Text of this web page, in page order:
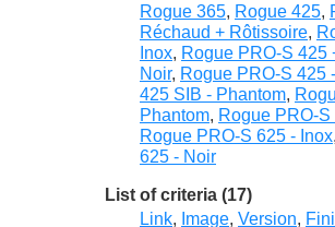
Rogue 365, Rogue 425,
Réchaud + Rôtissoire,
Inox, Rogue PRO-S 425
Noir, Rogue PRO-S 425
425 SIB - Phantom,
Phantom, Rogue PRO-S
Rogue PRO-S 625 - Inox,
625 - Noir
List of criteria (17)
Link, Image, Version,